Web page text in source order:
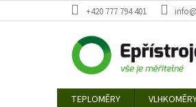
na
+420 777 794 401
TEPLOMĚRY